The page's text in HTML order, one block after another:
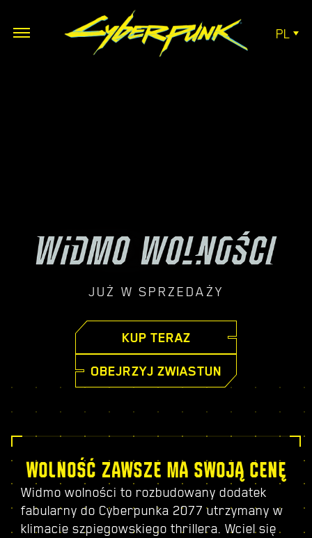
PL
JUŻ W SPRZEDAŻY
KUP TERAZ
OBEJRZYJ ZWIASTUN
WOLNOŚĆ ZAWSZE MA SWOJĄ CENĘ
Widmo wolności to rozbudowany dodatek
fabularny do Cyberpunka 2077 utrzymany w
klimacie szpiegowskiego thrillera. Wciel się